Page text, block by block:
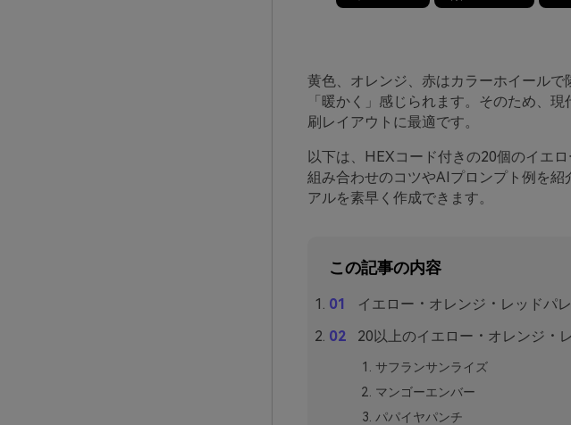
黄色、オレンジ、赤はカラーホイール
「暖かく」感じられます。そのため、
刷レイアウトに最適です。
以下は、HEXコード付きの20個のイエ
組み合わせのコツやAIプロンプト例を
アルを素早く作成できます。
この記事の内容
イエロー・オレンジ・レッドパ
20以上のイエロー・オレンジ・
サフランサンライズ
マンゴーエンバー
パパイヤパンチ